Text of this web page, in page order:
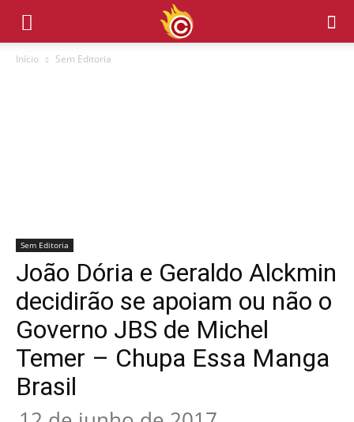
Início Sem Editoria
Sem Editoria
João Dória e Geraldo Alckmin
decidirão se apoiam ou não o
Governo JBS de Michel
Temer – Chupa Essa Manga
Brasil